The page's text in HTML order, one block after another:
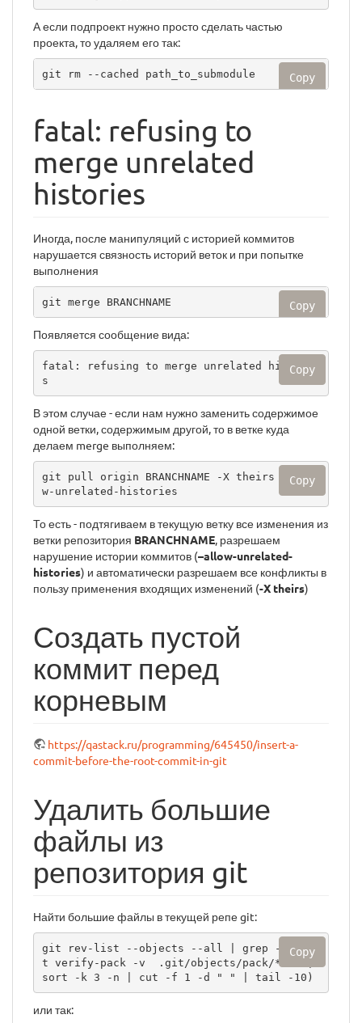
А если подпроект нужно просто сделать частью
проекта, то удаляем его так:
git rm --cached path_to_submodule Copy
fatal: refusing to
merge unrelated
histories
Иногда, после манипуляций с историей коммитов
нарушается связность историй веток и при попытке
выполнения
git merge BRANCHNAME Copy
Появляется сообщение вида:
fatal: refusing to merge unrelated historie
s
Copy
В этом случае - если нам нужно заменить содержимое
одной ветки, содержимым другой, то в ветке куда
делаем merge выполняем:
git pull origin BRANCHNAME -X theirs --allo
w-unrelated-histories
Copy
То есть - подтягиваем в текущую ветку все изменения из
ветки репозитория BRANCHNAME, разрешаем
нарушение истории коммитов (–allow-unrelated-
histories) и автоматически разрешаем все конфликты в
пользу применения входящих изменений (-X theirs)
Создать пустой
коммит перед
корневым
https://qastack.ru/programming/645450/insert-a-
commit-before-the-root-commit-in-git
Удалить большие
файлы из
репозитория git
Найти большие файлы в текущей репе git:
git rev-list --objects --all | grep -f <(gi
t verify-pack -v  .git/objects/pack/*.idx|
sort -k 3 -n | cut -f 1 -d " " | tail -10)
Copy
или так: